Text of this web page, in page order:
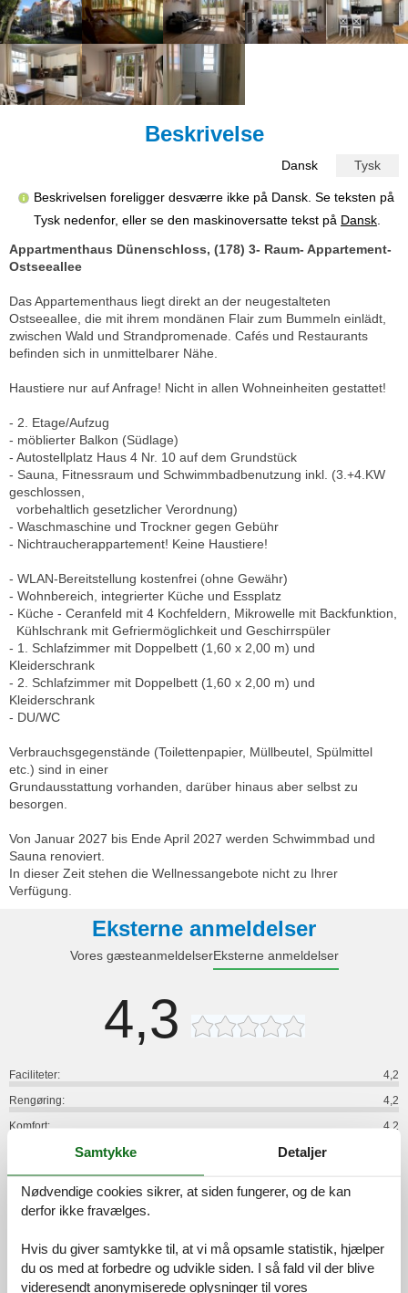
Beskrivelse
Dansk Tysk
Beskrivelsen foreligger desværre ikke på Dansk. Se teksten på
Tysk nedenfor, eller se den maskinoversatte tekst på Dansk
Appartmenthaus Dünenschloss, (178) 3- Raum- Appartement-
Ostseeallee
Das Appartementhaus liegt direkt an der neugestalteten
Ostseeallee, die mit ihrem mondänen Flair zum Bummeln einlädt,
zwischen Wald und Strandpromenade. Cafés und Restaurants
befinden sich in unmittelbarer Nähe.
Haustiere nur auf Anfrage! Nicht in allen Wohneinheiten gestattet!
- 2. Etage/Aufzug
- möblierter Balkon (Südlage)
- Autostellplatz Haus 4 Nr. 10 auf dem Grundstück
- Sauna, Fitnessraum und Schwimmbadbenutzung inkl. (3.+4.KW
geschlossen,
vorbehaltlich gesetzlicher Verordnung)
- Waschmaschine und Trockner gegen Gebühr
- Nichtraucherappartement! Keine Haustiere!
- WLAN-Bereitstellung kostenfrei (ohne Gewähr)
- Wohnbereich, integrierter Küche und Essplatz
- Küche - Ceranfeld mit 4 Kochfeldern, Mikrowelle mit Backfunktion,
Kühlschrank mit Gefriermöglichkeit und Geschirrspüler
- 1. Schlafzimmer mit Doppelbett (1,60 x 2,00 m) und
Kleiderschrank
- 2. Schlafzimmer mit Doppelbett (1,60 x 2,00 m) und
Kleiderschrank
- DU/WC
Verbrauchsgegenstände (Toilettenpapier, Müllbeutel, Spülmittel
etc.) sind in einer
Grundausstattung vorhanden, darüber hinaus aber selbst zu
besorgen.
Von Januar 2027 bis Ende April 2027 werden Schwimmbad und
Sauna renoviert.
In dieser Zeit stehen die Wellnessangebote nicht zu Ihrer
Verfügung.
Eksterne anmeldelser
Vores gæsteanmeldelserEksterne anmeldelser
4,3
Faciliteter:
4,2
Rengøring:
4,2
Komfort:
4,2
Beliggenhed:
Service på stedet:
Samtykke Detaljer
Nødvendige cookies sikrer, at siden fungerer, og de kan
derfor ikke fravælges.
Hvis du giver samtykke til, at vi må opsamle statistik, hjælper
du os med at forbedre og udvikle siden. I så fald vil der blive
videresendt anonymiserede oplysninger til vores